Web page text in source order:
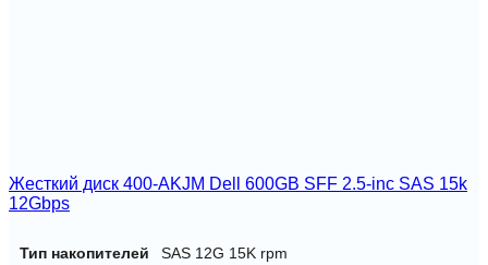
Жесткий диск 400-AKJM Dell 600GB SFF 2.5-inc SAS 15k
12Gbps
Тип накопителей SAS 12G 15K rpm